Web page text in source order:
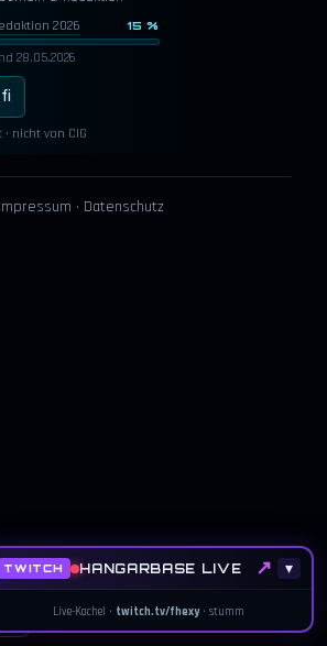
2026 15 %
28.05.2026
nicht von CIG
Impressum · Datenschutz
TWITCH HANGARBASE LIVE ↗ ▾
Live-Kachel · twitch.tv/fhexy· stumm